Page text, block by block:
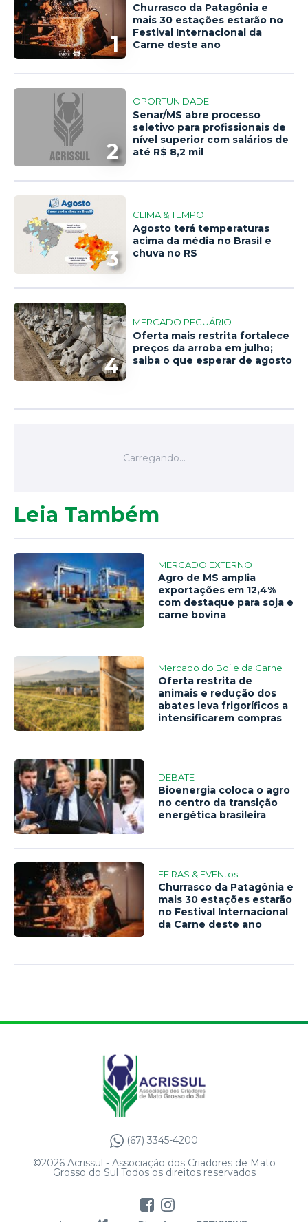
1
Churrasco da Patagônia e
mais 30 estações estarão no
Festival Internacional da
Carne deste ano
2
OPORTUNIDADE
Senar/MS abre processo
seletivo para profissionais de
nível superior com salários de
até R$ 8,2 mil
3
CLIMA & TEMPO
Agosto terá temperaturas
acima da média no Brasil e
chuva no RS
4
MERCADO PECUÁRIO
Oferta mais restrita fortalece
preços da arroba em julho;
saiba o que esperar de agosto
Leia Também
MERCADO EXTERNO
Agro de MS amplia
exportações em 12,4%
com destaque para soja e
carne bovina
Mercado do Boi e da Carne
Oferta restrita de
animais e redução dos
abates leva frigoríficos a
intensificarem compras
DEBATE
Bioenergia coloca o agro
no centro da transição
energética brasileira
FEIRAS & EVENtos
Churrasco da Patagônia e
mais 30 estações estarão
no Festival Internacional
da Carne deste ano
(67) 3345-4200
©2026 Acrissul - Associação dos Criadores de Mato
Grosso do Sul Todos os direitos reservados